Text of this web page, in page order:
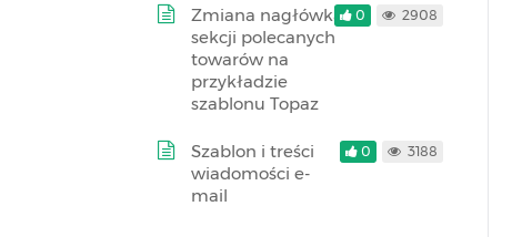
Zmiana nagłówka
sekcji polecanych
towarów na
przykładzie
szablonu Topaz
0 2908
Szablon i treści
wiadomości e-
mail
0 3188